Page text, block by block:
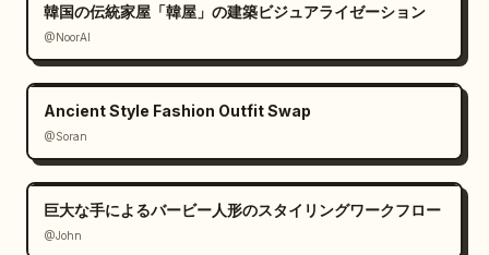
韓国の伝統家屋「韓屋」の建築ビジュアライゼーション
@NoorAI
Ancient Style Fashion Outfit Swap
@Soran
巨大な手によるバービー人形のスタイリングワークフロー
@John